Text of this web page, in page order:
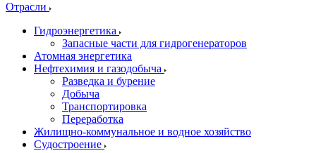
Отрасли
Гидроэнергетика
Запасные части для гидрогенераторов
Атомная энергетика
Нефтехимия и газодобыча
Разведка и бурение
Добыча
Транспортировка
Переработка
Жилищно-коммунальное и водное хозяйство
Судостроение